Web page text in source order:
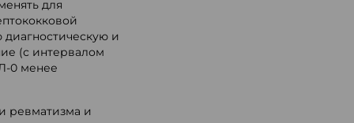
для
и
(с интервалом
0 менее
ревматизма и